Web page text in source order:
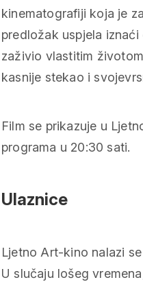
kinematografiji koja je
predložak uspjela iznaći
zaživio vlastitim
kasnije stekao i
Film se prikazuje u
programa u 20:30 sati.
Ulaznice
Ljetno Art-kino nalazi
U slučaju lošeg